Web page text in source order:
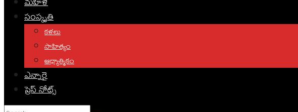
సంస్కృతి
కళలు
సాహిత్యం
ఆధ్యాత్మికం
ఎన్నారై
ప్రెస్ నోట్స్